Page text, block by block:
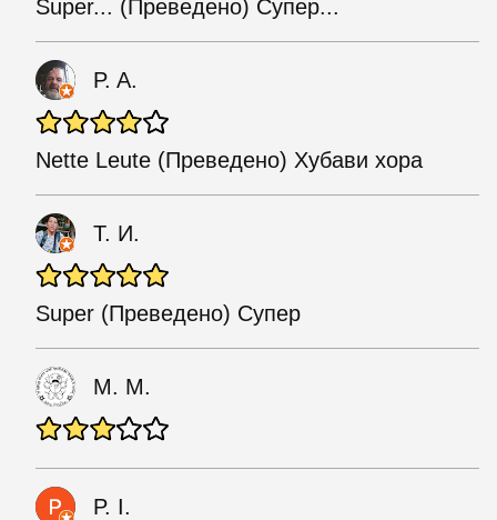
Super... (Преведено) Супер...
P. A.
Nette Leute (Преведено) Хубави хора
Т. И.
Super (Преведено) Супер
M. M.
P. I.